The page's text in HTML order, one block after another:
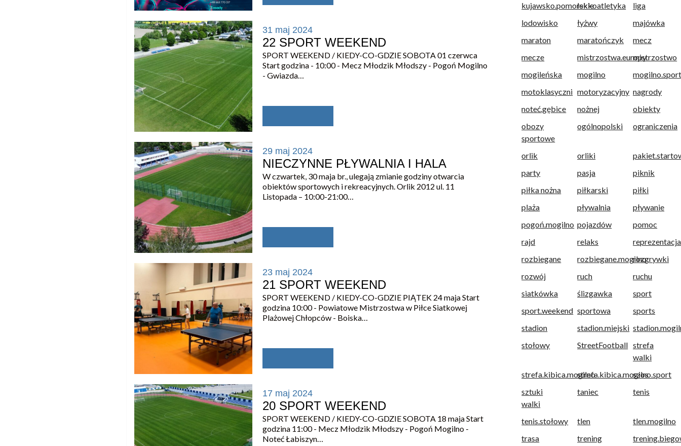
31 maj 2024
22 SPORT WEEKEND
SPORT WEEKEND / KIEDY-CO-GDZIE SOBOTA 01 czerwca
Start godzina - 10:00 - Mecz Młodzik Młodszy - Pogoń Mogilno
- Gwiazda…
29 maj 2024
NIECZYNNE PŁYWALNIA I HALA
W czwartek, 30 maja br., ulegają zmianie godziny otwarcia
obiektów sportowych i rekreacyjnych. Orlik 2012 ul. 11
Listopada – 10:00-21:00…
23 maj 2024
21 SPORT WEEKEND
SPORT WEEKEND / KIEDY-CO-GDZIE PIĄTEK 24 maja Start
godzina 10:00 - Powiatowe Mistrzostwa w Piłce Siatkowej
Plażowej Chłopców - Boiska…
17 maj 2024
20 SPORT WEEKEND
SPORT WEEKEND / KIEDY-CO-GDZIE SOBOTA 18 maja Start
godzina 11:00 - Mecz Młodzik Młodszy - Pogoń Mogilno -
Noteć Łabiszyn…
kujawsko.pomorskielekkoatletyka
liga
lodowisko
łyżwy
majówka
maraton
maratończyk
mecz
mecze
mistrzostwa.europymistrzostwo
mogileńska
mogilno
motoklasyczni motoryzacyjny nagrody
noteć.gębice
nożnej
obiekty
obozy
sportowe
ogólnopolski ograniczenia
orlik orliki
party
pasja
piknik
piłka nożna
piłkarski
piłki
plaża
pływalnia
pływanie
pogoń.mogilno pojazdów
pomoc
rajd
relaks
rozbiegane
rozbiegane.mogilnorozgrywki
rozwój
ruch
ruchu
siatkówka
ślizgawka
sport
sport.weekend sportowa
sports
stadion
stadion.miejski
stołowy
StreetFootball strefa
walki
strefa.kibica.mogilnostrefa.kibica.mogilno.sport
szos
sztuki
walki
taniec tenis
tenis.stołowy tlen
tlen.mogilno
trasa
trening